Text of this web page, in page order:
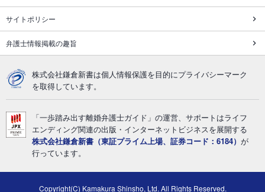
サイトポリシー
弁護士情報掲載の趣旨
株式会社鎌倉新書は個人情報保護を目的にプライバシーマーク
を取得しています。
「一歩踏み出す離婚弁護士ガイド」の運営、サポートはライフ
エンディング関連の出版・インターネットビジネスを展開する
株式会社鎌倉新書（東証プライム上場、証券コード：6184） が
行っています。
Copyright(C) Kamakura Shinsho, Ltd. All Rights Reserved.